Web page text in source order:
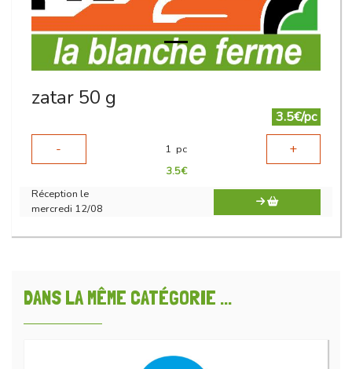
zatar 50 g
3.5€/pc
-
1 pc +
3.5€
Réception le
mercredi 12/08
DANS LA MÊME CATÉGORIE ...